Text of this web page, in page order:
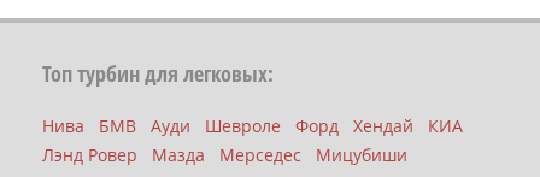
Топ турбин для легковых:
Нива БМВ Ауди Шевроле Форд Хендай
КИА
Лэнд Ровер
Мазда Мерседес
Мицубиши